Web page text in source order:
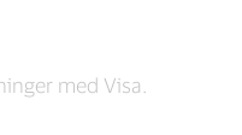
med Visa.